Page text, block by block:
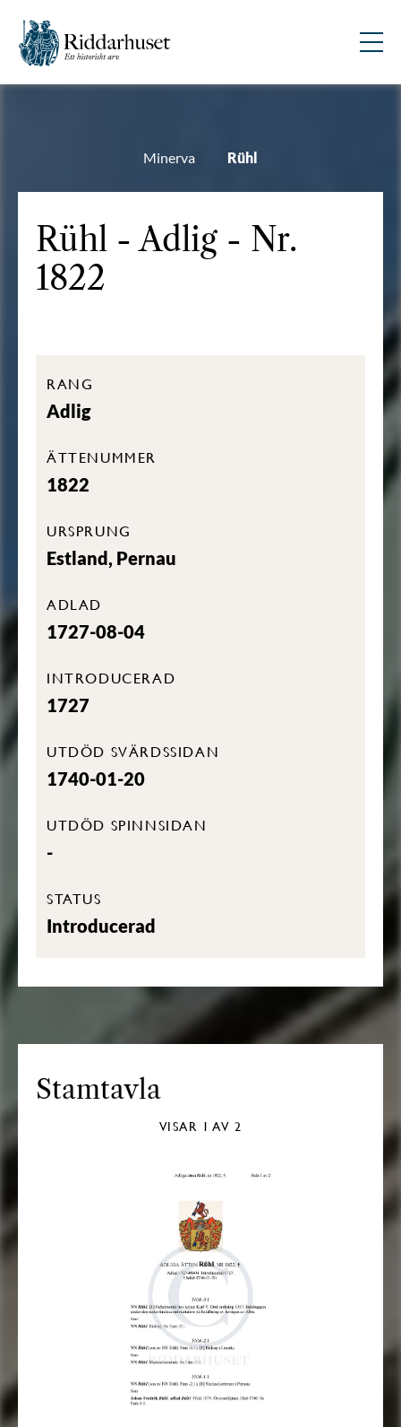
Minerva Rühl
Rühl - Adlig - Nr.
1822
RANG
Adlig
ÄTTENUMMER
1822
URSPRUNG
Estland, Pernau
ADLAD
1727-08-04
INTRODUCERAD
1727
UTDÖD SVÄRDSSIDAN
1740-01-20
UTDÖD SPINNSIDAN
-
STATUS
Introducerad
Stamtavla
VISAR 1 AV 2